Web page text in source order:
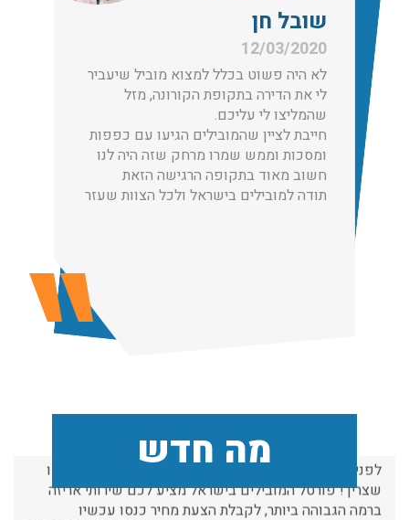
שובל חן
12/03/2020
לא היה פשוט בכלל למצוא מוביל שיעביר
לי את הדירה בתקופת הקורונה, מזל
שהמליצו לי עליכם.
חייבת לציין שהמובילים הגיעו עם כפפות
ומסכות וממש שמרו מרחק שזה היה לנו
חשוב מאוד בתקופה הרגישה הזאת
תודה למובילים בישראל ולכל הצוות שעזר
מה חדש
הובלות מנוף בגבעת שמואל:
שירותי הובלה עם מנוף בגבעת שמואל לכל סוגי ההובלות
החל מהובלת תכולת דירה שלמה עם מנוף ועד פריט בודד.
עודכן לאחרונה: 24/02/2026, 10:42
העברת פריטים כבדים עם מנוף בפרדס חנה ואפשרות הובלת
שירותי אריזה:
לפני שמתבצעת ההובלה צריכים לדאוג לארוז את הכל כמו
שצריך! פורטל המובילים בישראל מציע לכם שירותי אריזה
ברמה הגבוהה ביותר, לקבלת הצעת מחיר כנסו עכשיו
עודכן לאחרונה: 31/05/2026, 15:42